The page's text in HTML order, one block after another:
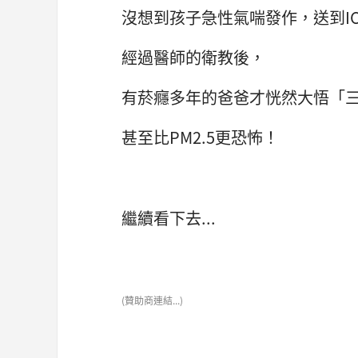
沒想到孩子急性氣喘發作，送到
經過醫師的衛教後，
有菸癮多年的爸爸才恍然大悟「三
甚至比PM2.5更恐怖！
繼續看下去...
(贊助商連結...)